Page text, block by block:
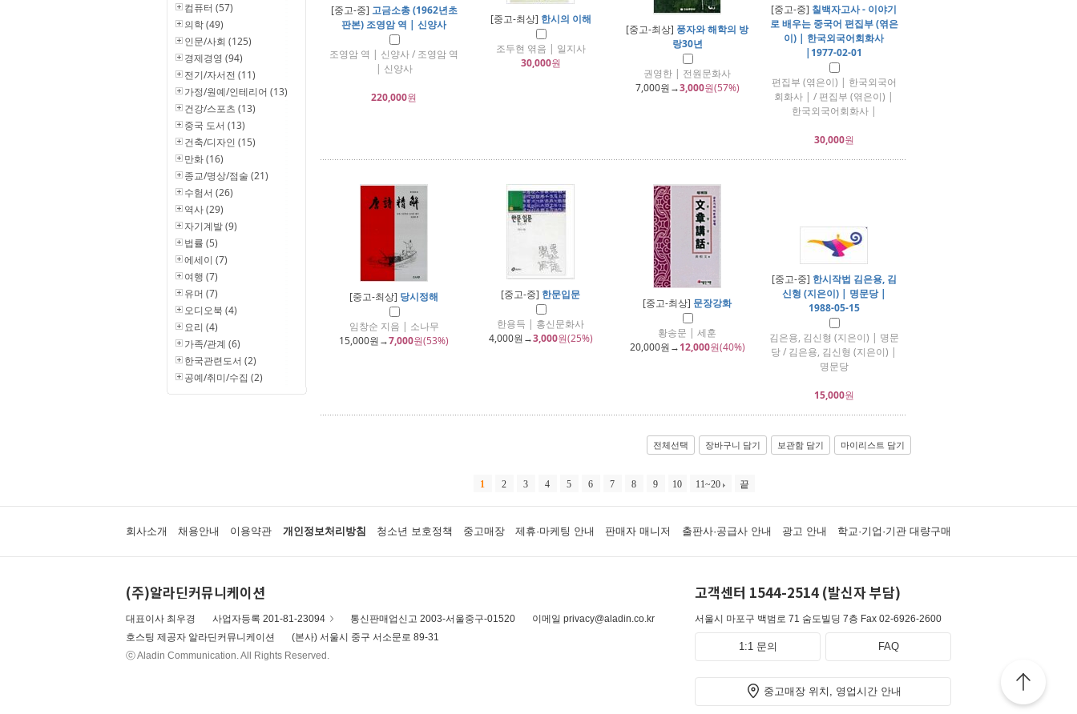
컴퓨터 (57)
의학 (49)
인문/사회 (125)
경제경영 (94)
전기/자서전 (11)
가정/원예/인테리어 (13)
건강/스포츠 (13)
중국 도서 (13)
건축/디자인 (15)
만화 (16)
종교/명상/점술 (21)
수험서 (26)
역사 (29)
자기계발 (9)
법률 (5)
에세이 (7)
여행 (7)
유머 (7)
오디오북 (4)
요리 (4)
가족/관계 (6)
한국관련도서 (2)
공예/취미/수집 (2)
[중고-중] 고금소총 (1962년초
판본) 조영암 역 | 신양사
조영암 역 | 신양사 / 조영암 역
| 신양사
220,000원
[중고-최상] 한시의 이해
조두현 엮음 | 일지사
30,000원
[중고-최상] 풍자와 해학의 방
랑30년
권영한 | 전원문화사
7,000원→3,000원(57%)
[중고-중] 칠백자고사 - 이야기
로 배우는 중국어 편집부 (엮은
이) | 한국외국어회화사
|1977-02-01
편집부 (엮은이) | 한국외국어
회화사 | / 편집부 (엮은이) |
한국외국어회화사 |
30,000원
[중고-최상] 당시정해
임창순 지음 | 소나무
15,000원→7,000원(53%)
[중고-중] 한문입문
한용득 | 홍신문화사
4,000원→3,000원(25%)
[중고-최상] 문장강화
황송문 | 세훈
20,000원→12,000원(40%)
[중고-중] 한시작법 김은용, 김
신형 (지은이) | 명문당 |
1988-05-15
김은용, 김신형 (지은이) | 명문
당 / 김은용, 김신형 (지은이) |
명문당
15,000원
전체선택 장바구니 담기 보관함 담기 마이리스트 담기
1 2 3 4 5 6 7 8 9 10 11~20 끝
회사소개 채용안내 이용약관 개인정보처리방침 청소년 보호정책 중고매장 제휴·마케팅 안내 판매자 매니저 출판사·공급사 안내 광고 안내 학교·기업·기관 대량구매
(주)알라딘커뮤니케이션
대표이사 최우경 사업자등록 201-81-23094 통신판매업신고 2003-서울중구-01520
이메일 privacy@aladin.co.kr
호스팅 제공자 알라딘커뮤니케이션
(본사) 서울시 중구 서소문로 89-31
ⓒ Aladin Communication. All Rights Reserved.
고객센터 1544-2514 (발신자 부담)
서울시 마포구 백범로 71 숨도빌딩 7층 Fax 02-6926-2600
1:1 문의 FAQ
중고매장 위치, 영업시간 안내